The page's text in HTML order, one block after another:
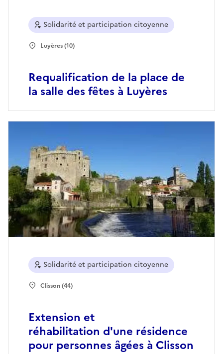
Requalification de la place de
la salle des fêtes à Luyères
Solidarité et participation citoyenne
Luyères (10)
Extension et
réhabilitation d'une résidence
pour personnes âgées à Clisson
Solidarité et participation citoyenne
Clisson (44)